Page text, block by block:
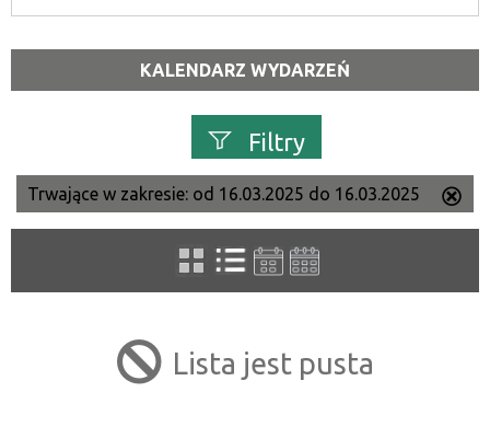
KALENDARZ WYDARZEŃ
Filtry
Szukana fraza
Kategoria
Trwające w zakresie
Trwające w zakresie: od 16.03.2025 do 16.03.2025
ten
Lista jest pusta